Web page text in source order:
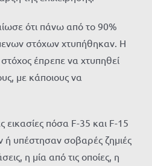
ότι πάνω από το 90%
στόχων χτυπήθηκαν. Η
έπρεπε να χτυπηθεί
με κάποιους να
εικασίες πόσα F-35 και F-15
υπέστησαν σοβαρές ζημιές
η μία από τις οποίες, η